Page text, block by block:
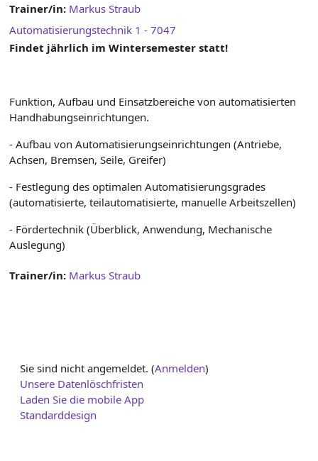
Trainer/in: Markus Straub
Automatisierungstechnik 1 - 7047
Findet jährlich im Wintersemester statt!
Funktion, Aufbau und Einsatzbereiche von automatisierten
Handhabungseinrichtungen.
- Aufbau von Automatisierungseinrichtungen (Antriebe,
Achsen, Bremsen, Seile, Greifer)
- Festlegung des optimalen Automatisierungsgrades
(automatisierte, teilautomatisierte, manuelle Arbeitszellen)
- Fördertechnik (Überblick, Anwendung, Mechanische
Auslegung)
Trainer/in: Markus Straub
Sie sind nicht angemeldet. (Anmelden)
Unsere Datenlöschfristen
Laden Sie die mobile App
Standarddesign